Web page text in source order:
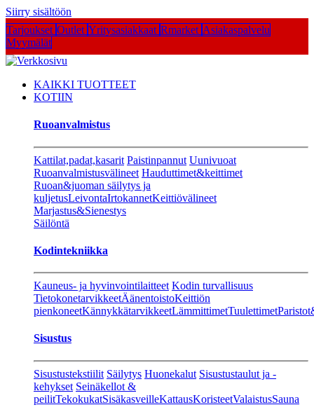
Siirry sisältöön
Tarjoukset Outlet Yritysasiakkaat Rmarket Asiakaspalvelu
Myymälät
KAIKKI TUOTTEET
KOTIIN
Ruoanvalmistus
Kattilat,padat,kasarit Paistinpannut Uunivuoat
Ruoanvalmistusvälineet Hauduttimet&keittimet
Ruoan&juoman säilytys ja
kuljetusLeivontaIrtokannetKeittiövälineet
Marjastus&Sienestys
Säilöntä
Kodintekniikka
Kauneus- ja hyvinvointilaitteet Kodin turvallisuus
TietokonetarvikkeetÄänentoistoKeittiön
pienkoneetKännykkätarvikkeetLämmittimetTuulettimet
Sisustus
Sisustustekstiilit Säilytys Huonekalut Sisustustaulut ja -
kehykset Seinäkellot &
peilitTekokukatSisäkasveilleKattausKoristeetValaistusSauna